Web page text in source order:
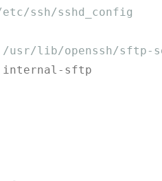
ssh/sshd_config
lib/openssh/sftp-
sftp